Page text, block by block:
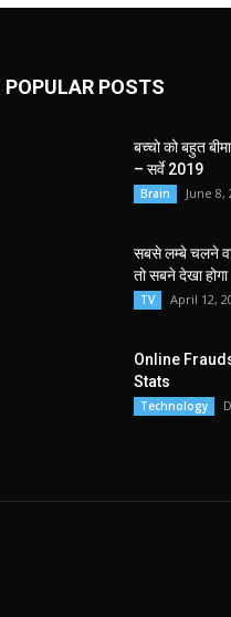
POPULAR POSTS
बच्चो को बहुत
– सर्वे 2019
Brain June 8,
सबसे लम्बे चलने
तो सबने देखा होगा
TV April 12,
Online
Stats
Technology